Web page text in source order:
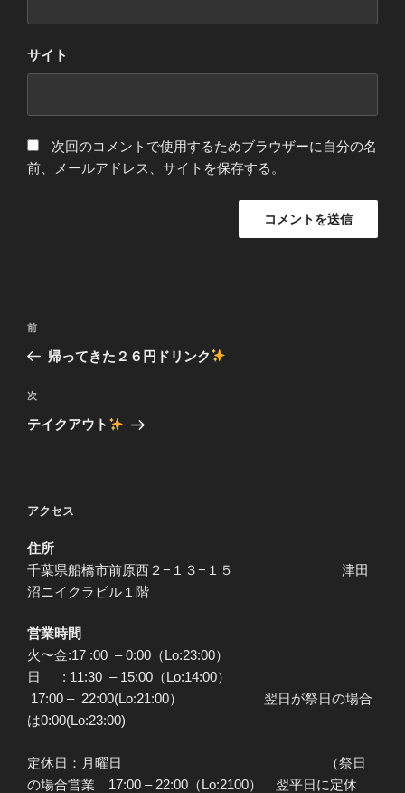
サイト
次回のコメントで使用するためブラウザーに自分の名
前、メールアドレス、サイトを保存する。
投
ビ
ゲ
ン
前
の
稿
前
帰ってきた２６円ドリンク
次
の
次
テイクアウト
アクセス
住所
千葉県船橋市前原西２−１３−１５ 津田
沼ニイクラビル１階
営業時間
火〜金:17 :00 – 0:00（Lo:23:00）
日 : 11:30 – 15:00（Lo:14:00）
17:00 – 22:00(Lo:21:00） 翌日が祭日の場合
は0:00(Lo:23:00)
定休日：月曜日 （祭日
の場合営業 17:00 – 22:00（Lo:2100） 翌平日に定休